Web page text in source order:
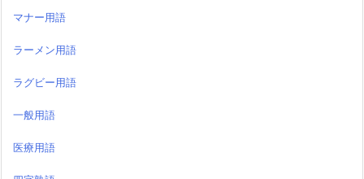
マナー用語
ラーメン用語
ラグビー用語
一般用語
医療用語